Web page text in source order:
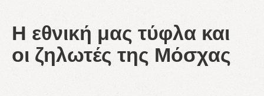
Η εθνική μας τύφλα και
οι ζηλωτές της Μόσχας